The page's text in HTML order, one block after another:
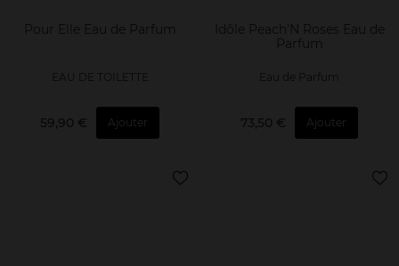
Pour Elle Eau de Parfum
EAU DE TOILETTE
59,90 € Ajouter
Idôle Peach'N Roses Eau de
Parfum
Eau de Parfum
73,50 € Ajouter